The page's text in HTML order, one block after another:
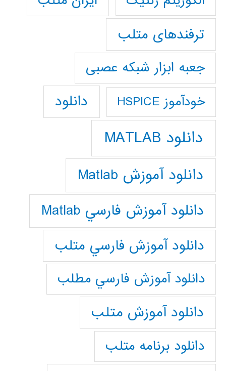
ترفندهای متلب
جعبه ابزار شبکه عصبی
خودآموز HSPICE دانلود
دانلود MATLAB
دانلود آموزش Matlab
دانلود آموزش فارسي Matlab
دانلود آموزش فارسي متلب
دانلود آموزش فارسي مطلب
دانلود آموزش متلب
دانلود برنامه متلب